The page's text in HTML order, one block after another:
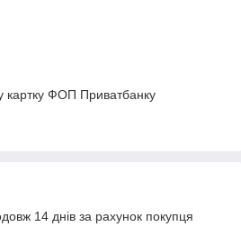
картку ФОП Приватбанку
14 днів за рахунок покупця